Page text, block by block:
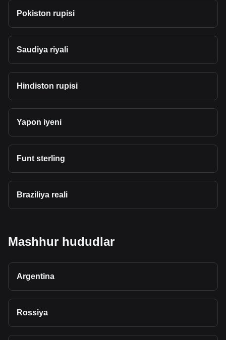
Pokiston rupisi
Saudiya riyali
Hindiston rupisi
Yapon iyeni
Funt sterling
Braziliya reali
Mashhur hududlar
Argentina
Rossiya